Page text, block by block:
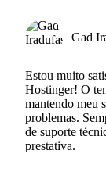
Gad
Estou muito
Hostinger! O
mantendo meu
problemas.
de suporte
prestativa.